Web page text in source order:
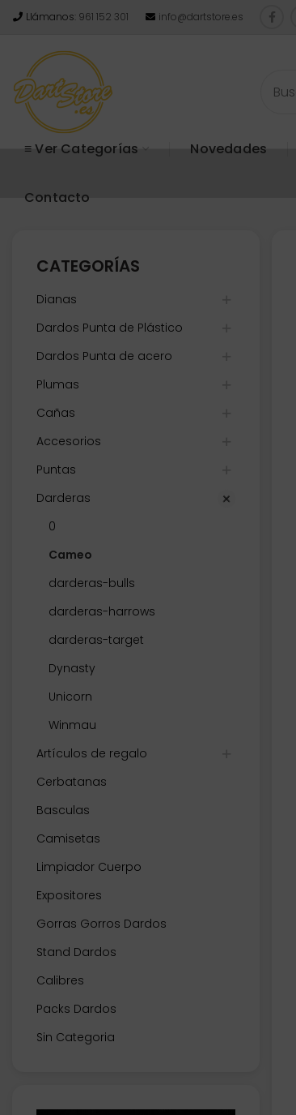
Llámanos: 961 152 301 info@dartstore.es
≡ Ver Categorías Novedades
Contacto
CATEGORÍAS
Dianas
Dardos Punta de Plástico
Dardos Punta de acero
Plumas
Cañas
Accesorios
Puntas
Darderas
0
Cameo
darderas-bulls
darderas-harrows
darderas-target
Dynasty
Unicorn
Winmau
Artículos de regalo
Cerbatanas
Basculas
Camisetas
Limpiador Cuerpo
Expositores
Gorras Gorros Dardos
Stand Dardos
Calibres
Packs Dardos
Sin Categoria